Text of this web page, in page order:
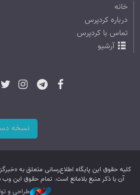
خانه
درباره کردپرس
تماس با کردپرس
آرشیو
نسخه
کليه حقوق اين پایگاه اطلاع‌رسانی متعلق به
آن با ذکر منبع بلامانع است. تمام حقوق این
طراحی و